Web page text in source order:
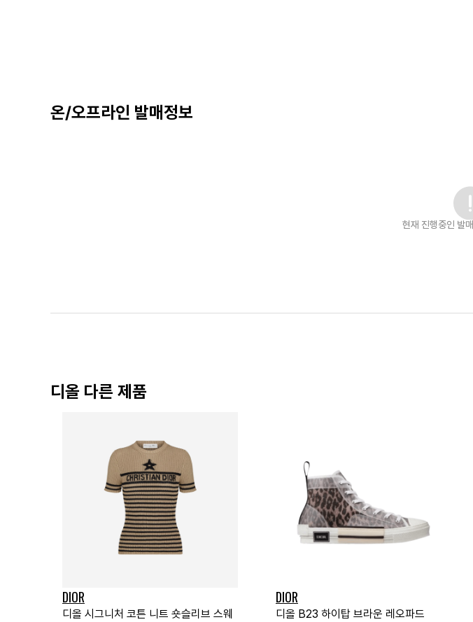
온/오프라인 발매정보
현재 진행중인 발매
디올 다른 제품
DIOR
디올 시그니처 코튼 니트 숏슬리브 스웨
DIOR
디올 B23 하이탑 브라운 레오파드